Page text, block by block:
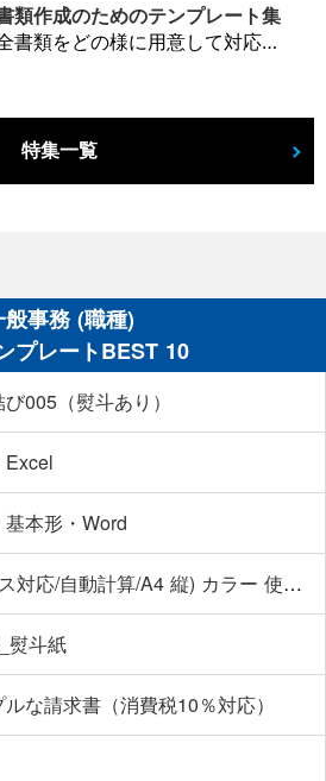
類作成のためのテンプレート集
建設工事に関わる安全書類をどの様に用意して対応するか？関連書式テンプレートから書き方の注意点などの役立つコラムをbizoceanがお届けします。
特集一覧
般事務 (職種)
プレートBEST 10
005（熨斗あり）
Excel
本形・Word
請求書 (インボイス対応/自動計算/A4 縦) カラー 使い方解説あり
熨斗紙
な請求書（消費税10％対応）